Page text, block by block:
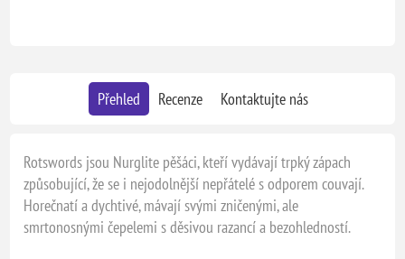
Přehled Recenze Kontaktujte nás
Rotswords jsou Nurglite pěšáci, kteří vydávají trpký zápach
způsobující, že se i nejodolnější nepřátelé s odporem couvají.
Horečnatí a dychtivé, mávají svými zničenými, ale
smrtonosnými čepelemi s děsivou razancí a bezohledností.